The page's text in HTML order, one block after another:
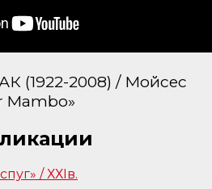
(1922-2008) / Мойсес
Mambo»